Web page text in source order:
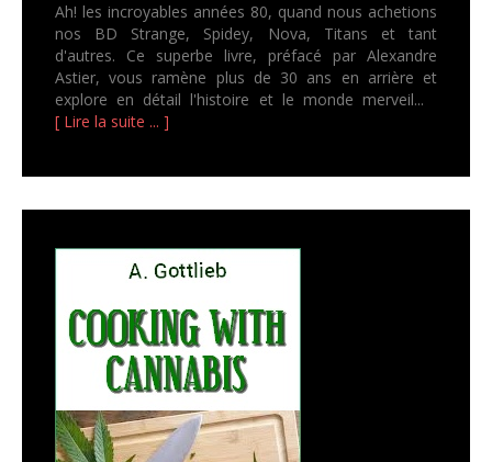
Ah! les incroyables années 80, quand nous achetions
nos BD Strange, Spidey, Nova, Titans et tant
d'autres. Ce superbe livre, préfacé par Alexandre
Astier, vous ramène plus de 30 ans en arrière et
explore en détail l'histoire et le monde merveil...
[ Lire la suite ... ]